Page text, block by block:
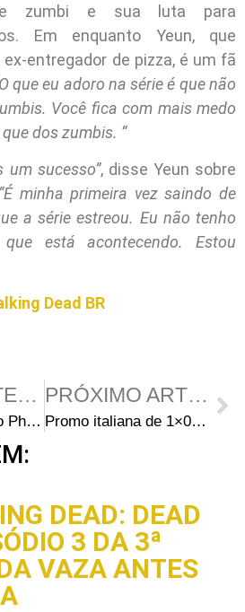
zumbi e sua luta para
Em enquanto Yeun, que
entregador de pizza, é um fã
que eu adoro na série é que não
Você fica com mais medo
dos zumbis. “
um sucesso”, disse Yeun sobre
“É minha primeira vez saindo de
a série estreou. Eu não tenho
está acontecendo. Estou
Dead BR
ARTIGO ANTERIOR
Novas imagens do Photocall e da Premiere em Madrid
PRÓXIMO ARTIGO
Promo italiana de 1×06 “TS-19”
DEAD: DEAD
3 DA 3ª
VAZA ANTES